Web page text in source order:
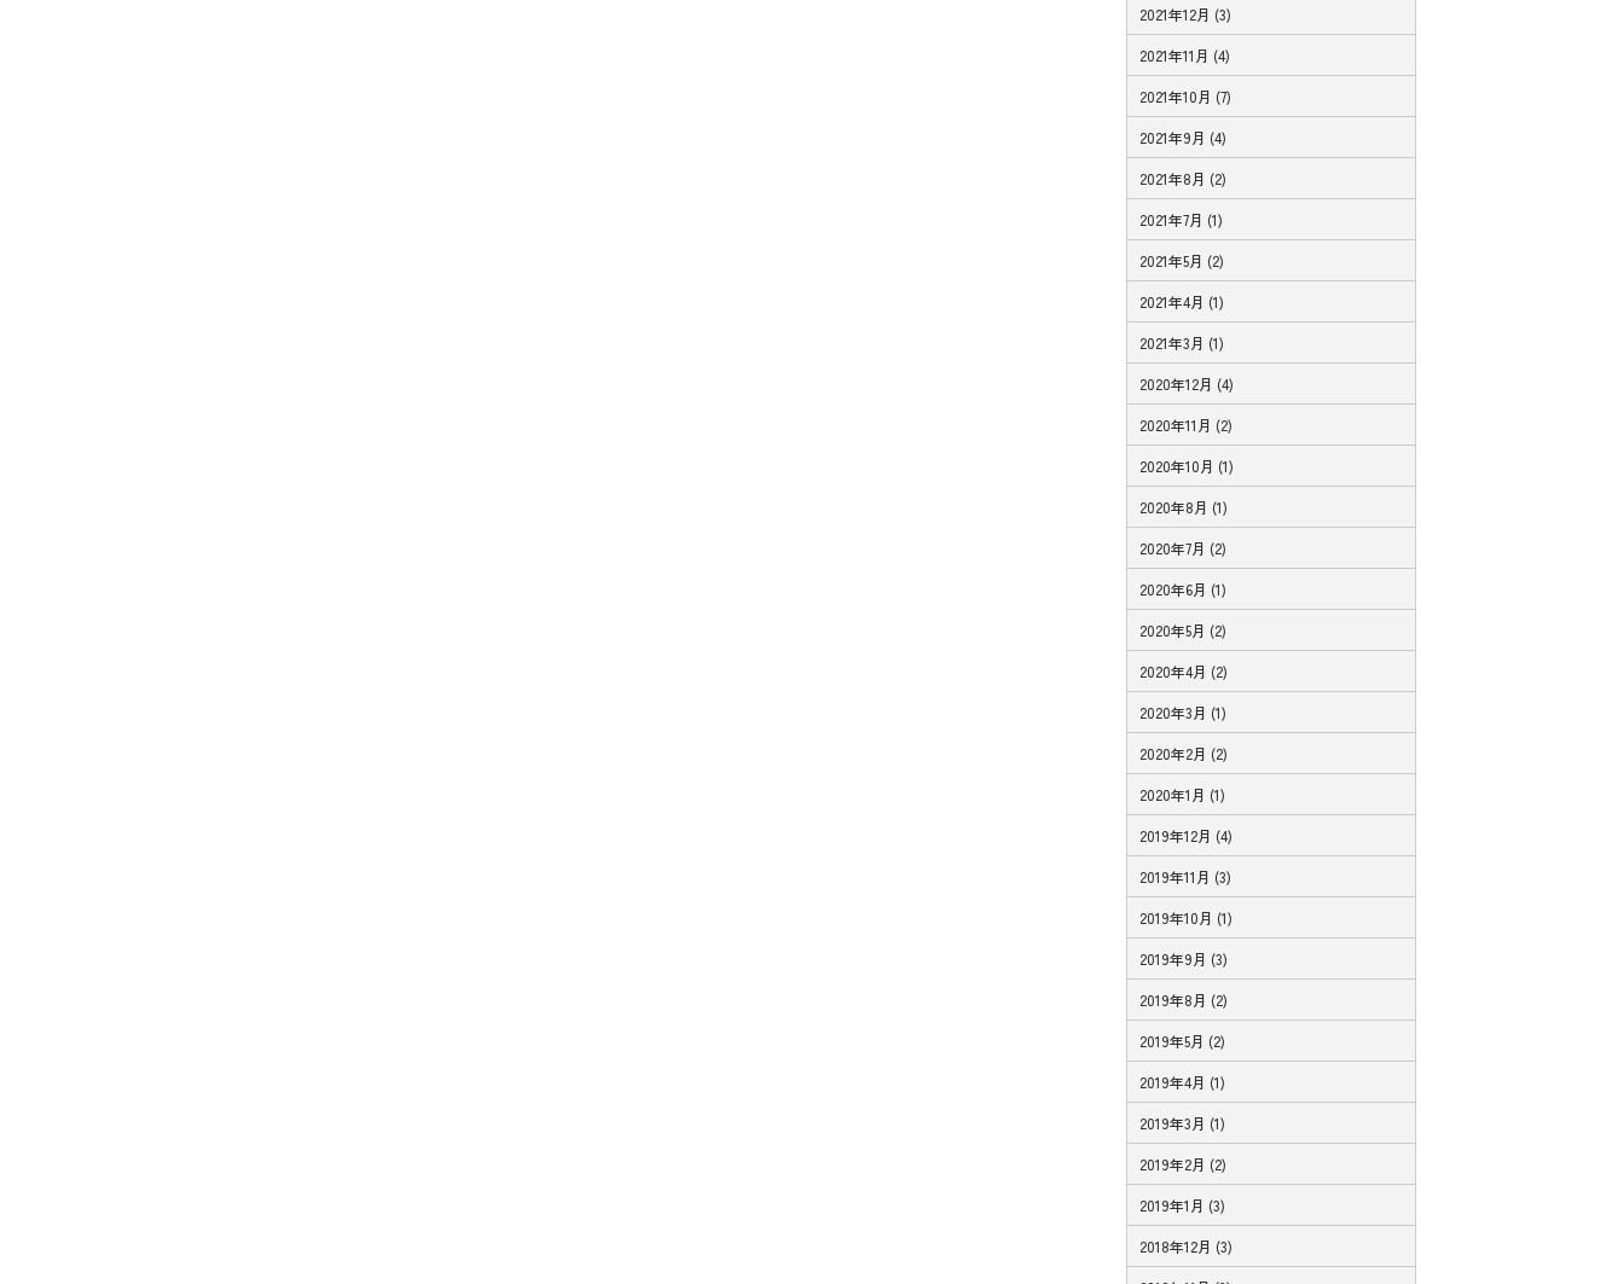
2021年12月 (3)
2021年11月 (4)
2021年10月 (7)
2021年9月 (4)
2021年8月 (2)
2021年7月 (1)
2021年5月 (2)
2021年4月 (1)
2021年3月 (1)
2020年12月 (4)
2020年11月 (2)
2020年10月 (1)
2020年8月 (1)
2020年7月 (2)
2020年6月 (1)
2020年5月 (2)
2020年4月 (2)
2020年3月 (1)
2020年2月 (2)
2020年1月 (1)
2019年12月 (4)
2019年11月 (3)
2019年10月 (1)
2019年9月 (3)
2019年8月 (2)
2019年5月 (2)
2019年4月 (1)
2019年3月 (1)
2019年2月 (2)
2019年1月 (3)
2018年12月 (3)